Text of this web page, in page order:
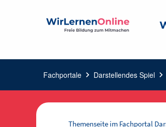
Fachportale chevron_right Darstellendes Spiel chevron_right
Themenseite im Fachportal